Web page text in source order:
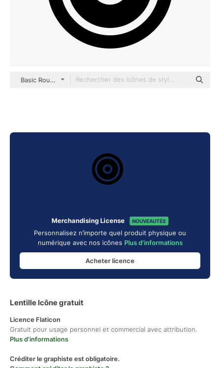
Basic Rounded Filled
Merchandising License NOUVEAUTÉS
Personnalisez n’importe quel produit physique ou
numérique avec nos icônes Plus d'informations
Acheter licence
Lentille Icône gratuit
Licence Flaticon
Gratuit pour usage personnel et commercial avec attribution.
Plus d'informations
Créditer le graphiste est obligatoire.